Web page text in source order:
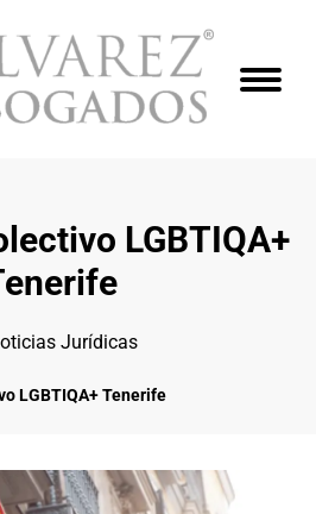
LGBTIQA+
Jurídicas
LGBTIQA+ Tenerife